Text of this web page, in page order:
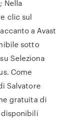
Nella
clic sul
a Avast
sotto
Seleziona
Come
Salvatore
gratuita di